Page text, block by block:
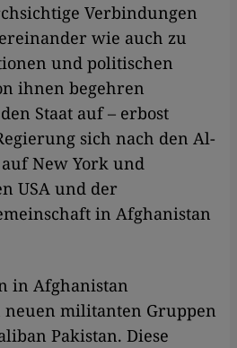
Verbindungen
wie auch zu
und politischen
ihnen begehren
Staat auf – erbost
sich nach den Al-
New York und
USA und der
in Afghanistan
in Afghanistan
militanten Gruppen
Pakistan. Diese